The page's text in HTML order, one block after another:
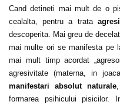
Cand detineti mai mult de o
cealalta, pentru a trata
descoperita. Mai greu de
mai multe ori se manifesta pe
mai mult timp acordat
agresivitate (materna, in
manifestari absolut naturale
formarea psihicului pisicilor.